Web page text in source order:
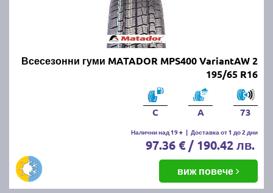
Всесезонни гуми MATADOR MPS400 VariantAW 2
195/65 R16
C A 73
Налични над 19 + | Доставка от 1 до 2 дни
97.36 € / 190.42 лв.
виж повече